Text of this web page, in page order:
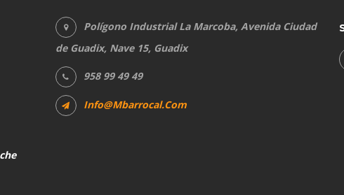
Polígono Industrial La Marcoba, Avenida Ciudad
de Guadix, Nave 15, Guadix
958 99 49 49
Info@mbarrocal.com